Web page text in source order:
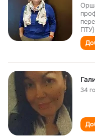
ПТУ)
34